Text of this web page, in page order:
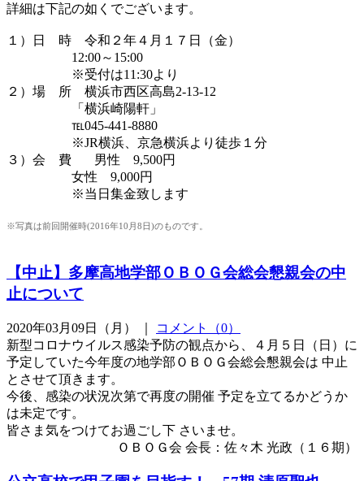
詳細は下記の如くでございます。
１）日 時 令和２年４月１７日（金）
12:00～15:00
※受付は11:30より
２）場 所 横浜市西区高島2-13-12
「横浜崎陽軒」
℡045-441-8880
※JR横浜、京急横浜より徒歩１分
３）会 費 男性 9,500円
女性 9,000円
※当日集金致します
※写真は前回開催時(2016年10月8日)のものです。
【中止】多摩高地学部ＯＢＯＧ会総会懇親会の中
止について
2020年03月09日（月） ｜
コメント（0）
新型コロナウイルス感染予防の観点から、４月５日（日）に
予定していた今年度の地学部ＯＢＯＧ会総会懇親会は 中止
とさせて頂きます。
今後、感染の状況次第で再度の開催 予定を立てるかどうか
は未定です。
皆さま気をつけてお過ごし下 さいませ。
ＯＢＯＧ会 会長：佐々木 光政（１６期）